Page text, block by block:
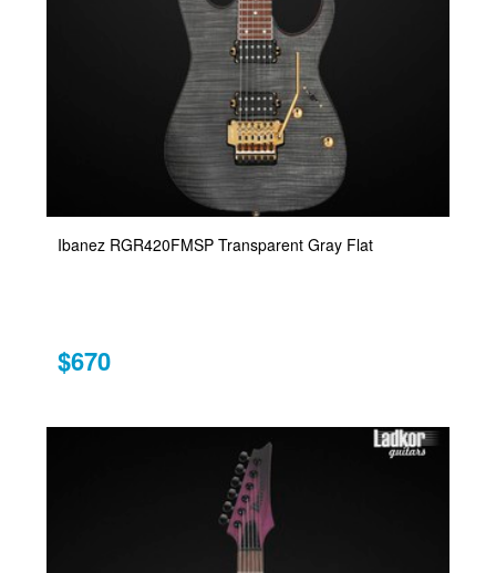
Ibanez RGR420FMSP Transparent Gray Flat
$670